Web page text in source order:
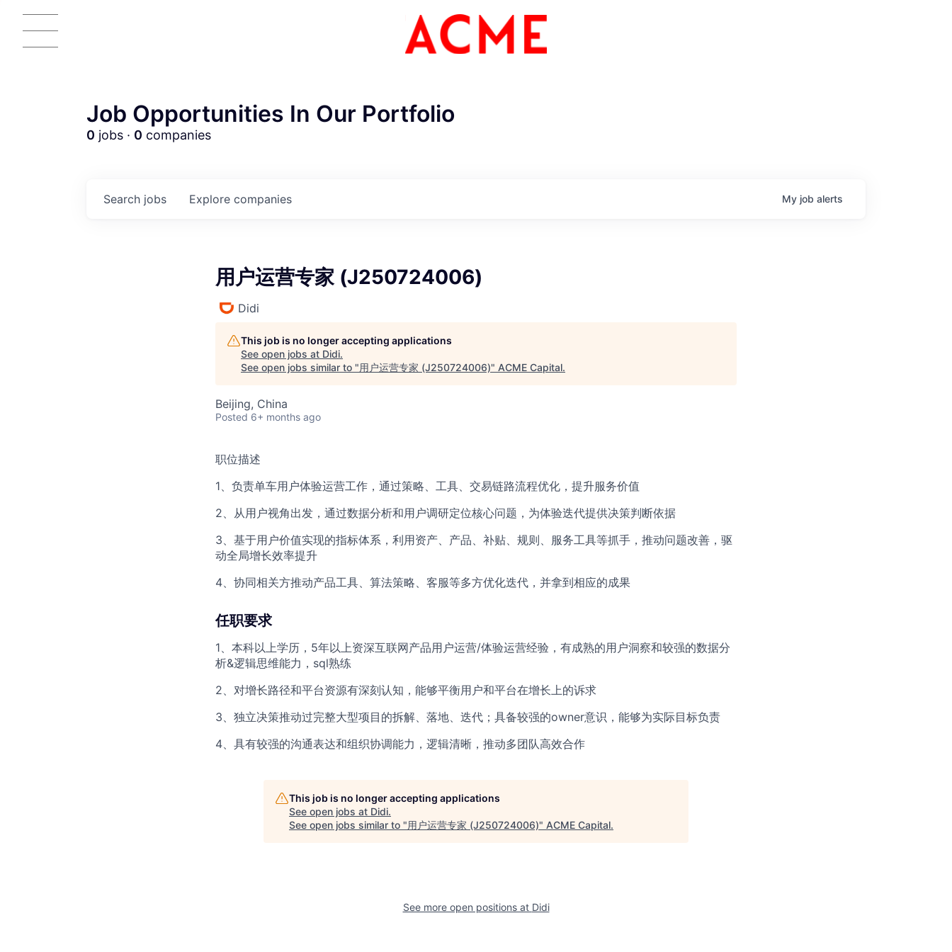
ACME Homepage
Job Opportunities In Our Portfolio
0 jobs · 0 companies
Search jobs Explore companies My job alerts
用户运营专家 (J250724006)
Didi
This job is no longer accepting applications
See open jobs at Didi.
See open jobs similar to "用户运营专家 (J250724006)" ACME Capital.
Beijing, China
Posted 6+ months ago
职位描述
1、负责单车用户体验运营工作，通过策略、工具、交易链路流程优化，提升服务价值
2、从用户视角出发，通过数据分析和用户调研定位核心问题，为体验迭代提供决策判断依据
3、基于用户价值实现的指标体系，利用资产、产品、补贴、规则、服务工具等抓手，推动问题改善，驱
动全局增长效率提升
4、协同相关方推动产品工具、算法策略、客服等多方优化迭代，并拿到相应的成果
任职要求
1、本科以上学历，5年以上资深互联网产品用户运营/体验运营经验，有成熟的用户洞察和较强的数据分
析&逻辑思维能力，sql熟练
2、对增长路径和平台资源有深刻认知，能够平衡用户和平台在增长上的诉求
3、独立决策推动过完整大型项目的拆解、落地、迭代；具备较强的owner意识，能够为实际目标负责
4、具有较强的沟通表达和组织协调能力，逻辑清晰，推动多团队高效合作
This job is no longer accepting applications
See open jobs at Didi.
See open jobs similar to "用户运营专家 (J250724006)" ACME Capital.
See more open positions at Didi